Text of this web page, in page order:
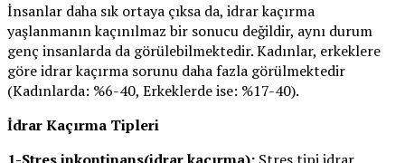
İnsanlar daha sık ortaya çıksa da, idrar kaçırma
yaşlanmanın kaçınılmaz bir sonucu değildir, aynı durum
genç insanlarda da görülebilmektedir. Kadınlar, erkeklere
göre idrar kaçırma sorunu daha fazla görülmektedir
(Kadınlarda: %6-40, Erkeklerde ise: %17-40).
İdrar Kaçırma Tipleri